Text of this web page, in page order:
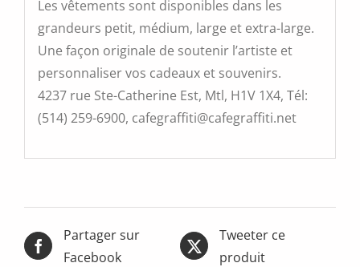
Les vêtements sont disponibles dans les
grandeurs petit, médium, large et extra-large.
Une façon originale de soutenir l’artiste et
personnaliser vos cadeaux et souvenirs.
4237 rue Ste-Catherine Est, Mtl, H1V 1X4, Tél:
(514) 259-6900, cafegraffiti@cafegraffiti.net
Partager sur
Facebook
Tweeter ce
produit